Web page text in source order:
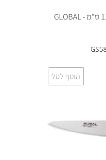
הוסף לסל